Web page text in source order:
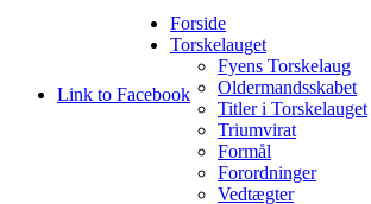
Link to Facebook
Forside
Torskelauget
Fyens Torskelaug
Oldermandsskabet
Titler i Torskelauget
Triumvirat
Formål
Forordninger
Vedtægter